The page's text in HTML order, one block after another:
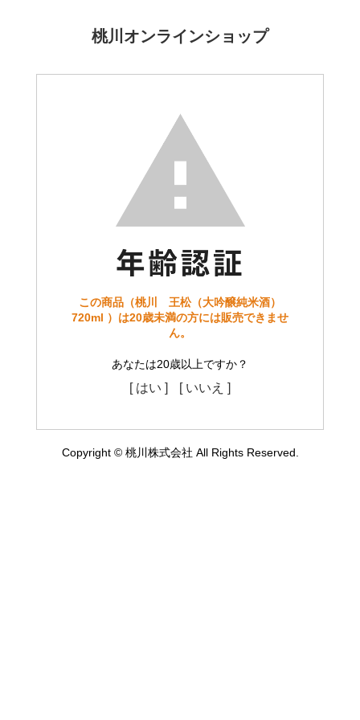
桃川オンラインショップ
この商品（桃川 王松（大吟醸純米酒）
720ml ）は20歳未満の方には販売できませ
ん。
あなたは20歳以上ですか？
[ はい ] [ いいえ ]
Copyright © 桃川株式会社 All Rights Reserved.